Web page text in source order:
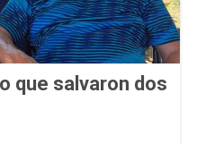
que salvaron dos